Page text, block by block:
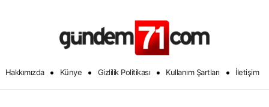
Hakkımızda • Künye • Gizlilik Politikası • Kullanım Şartları • İletişim